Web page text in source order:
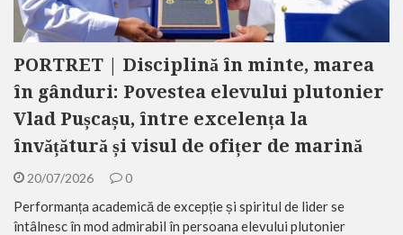
PORTRET | Disciplină în minte, marea
în gânduri: Povestea elevului plutonier
Vlad Pușcașu, între excelența la
învățătură și visul de ofițer de marină
20/07/2026 0
Performanța academică de excepție și spiritul de lider se
întâlnesc în mod admirabil în persoana elevului plutonier